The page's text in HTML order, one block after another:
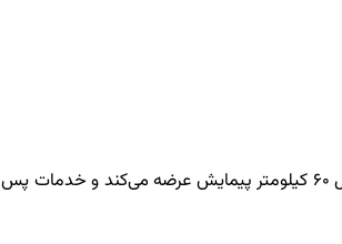
گفتنی است آذریوردسال این خودرو ها را با ۳ سال گارانتی، معادل ۶۰ کیلومتر پیمایش عرضه می‌کند و خدمات پس